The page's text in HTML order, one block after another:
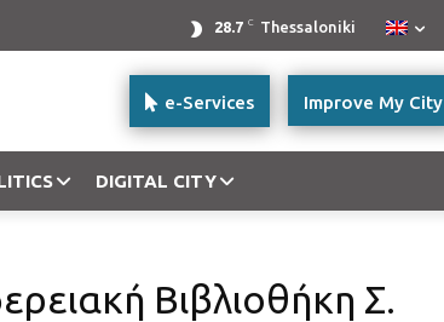
28.7 C Thessaloniki
Improve My City
e-Services
DIGITAL CITY
Βιβλιοθήκη Σ.